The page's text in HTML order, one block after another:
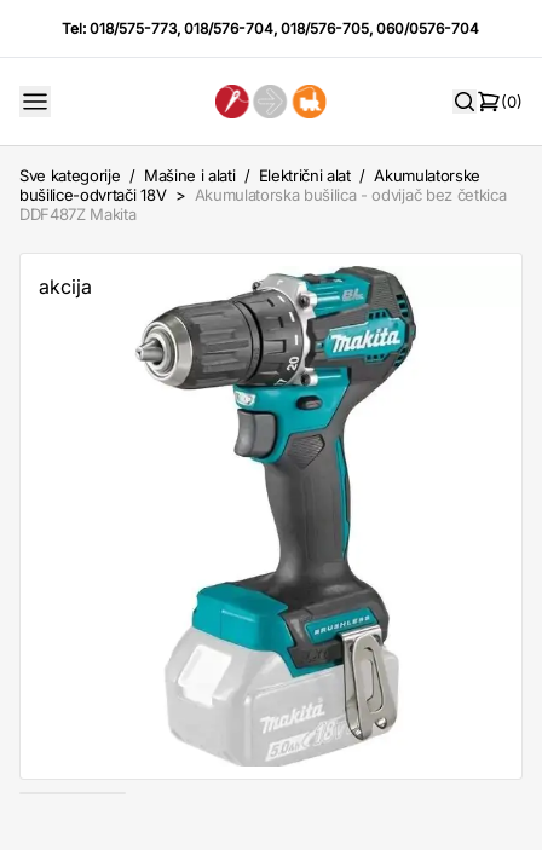
Tel:018/575-773,018/576-704,018/576-705,060/0576-704
(0)
Sve kategorije / Mašine i alati / Električni alat / Akumulatorske
bušilice-odvrtači 18V > Akumulatorska bušilica - odvijač bez četkica
DDF487Z Makita
akcija